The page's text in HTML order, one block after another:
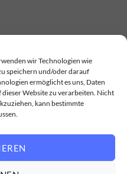
wir Technologien wie
speichern und/oder darauf
ermöglicht es uns, Daten
Website zu verarbeiten. Nicht
kann bestimmte